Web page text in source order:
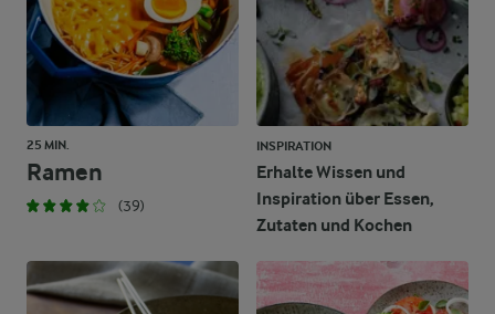
25 MIN.
Ramen
(39)
INSPIRATION
Erhalte Wissen und
Inspiration über Essen,
Zutaten und Kochen